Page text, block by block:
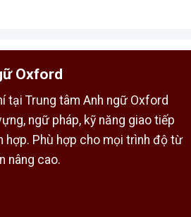
Oxford
tại Trung tâm Anh ngữ Oxford
ngữ pháp, kỹ năng giao tiếp
Phù hợp cho mọi trình độ từ
nâng cao.